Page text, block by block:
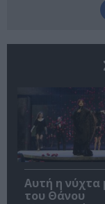
Αυτή η νύχτα
του Θάνου